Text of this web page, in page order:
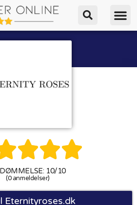

10/10
(0 anmeldelser)
Eternityroses.dk